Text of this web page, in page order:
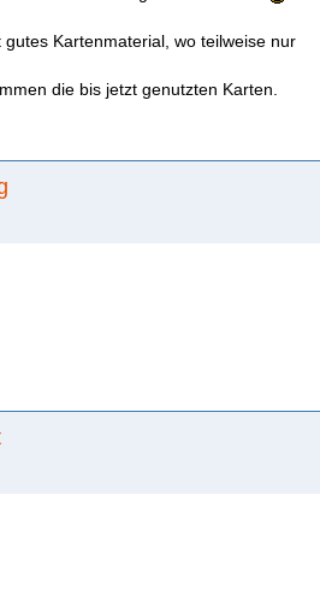
Kartenmaterial, wo teilweise nur
die bis jetzt genutzten Karten.